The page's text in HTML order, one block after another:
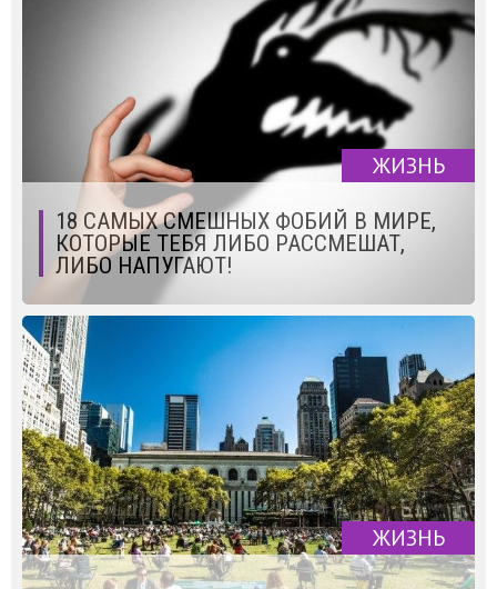
ЖИЗНЬ
18 САМЫХ СМЕШНЫХ ФОБИЙ В МИРЕ,
КОТОРЫЕ ТЕБЯ ЛИБО РАССМЕШАТ,
ЛИБО НАПУГАЮТ!
ЖИЗНЬ